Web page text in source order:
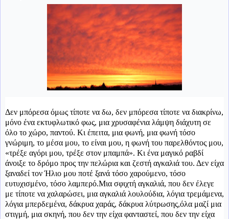
Δεν μπόρεσα όμως τίποτε να δω, δεν μπόρεσα τίποτε να διακρίνω,
μόνο ένα εκτυφλωτικό φως, μια χρυσαφένια λάμψη διάχυτη σε
όλο το χώρο, παντού. Κι έπειτα, μια φωνή, μια φωνή τόσο
γνώριμη, το μέσα μου, το είναι μου, η φωνή του παρελθόντος μου,
«τρέξε αγόρι μου, τρέξε στον μπαμπά». Κι ένα μαγικό ραβδί
άνοιξε το δρόμο προς την πελώρια και ζεστή αγκαλιά του. Δεν είχα
ξαναδεί τον Ήλιο μου ποτέ ξανά τόσο χαρούμενο, τόσο
ευτυχισμένο, τόσο λαμπερό.Μια σφιχτή αγκαλιά, που δεν έλεγε
με τίποτε να χαλαρώσει, μια αγκαλιά λουλούδια, λόγια τρεμάμενα,
λόγια μπερδεμένα, δάκρυα χαράς, δάκρυα λύτρωσης,όλα μαζί μια
στιγμή, μια σκηνή, που δεν την είχα φανταστεί, που δεν την είχα